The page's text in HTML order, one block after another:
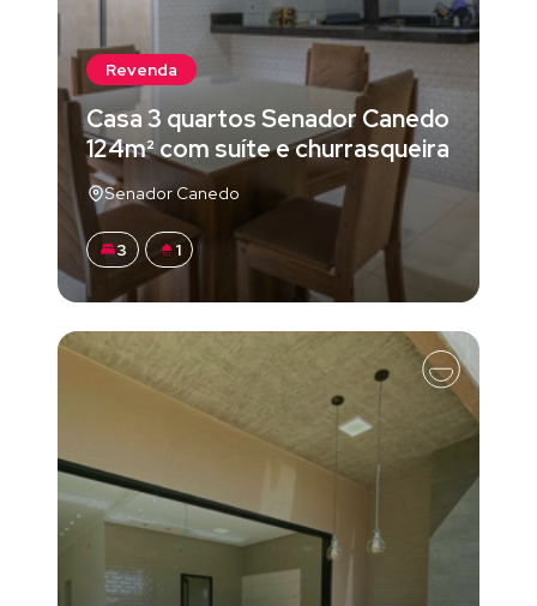
Revenda
Casa 3 quartos Senador Canedo
124m² com suíte e churrasqueira
Senador Canedo
3 1